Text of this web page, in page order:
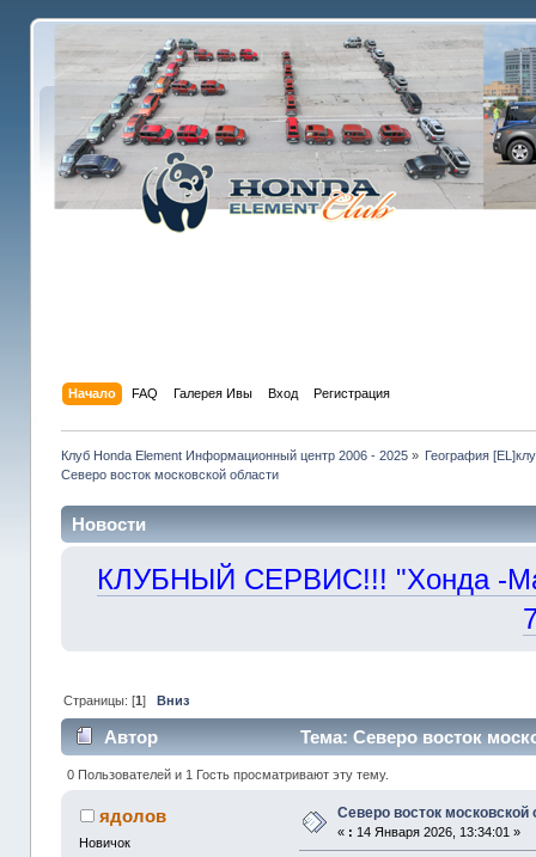
Начало FAQ Галерея Ивы Вход Регистрация
Клуб Honda Element Информационный центр 2006 - 2025» География
Северо восток московской области
Новости
КЛУБНЫЙ СЕРВИС!!! "Хонда -
Страницы: [1] Вниз
Автор Тема: Северо восток
0 Пользователей и 1 Гость просматривают эту тему.
ядолов
Новичок
Северо восток московской
« : 14 Января 2026, 13:34:01 »